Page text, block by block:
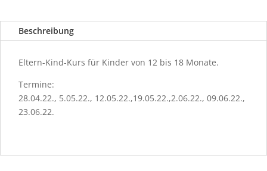
Beschreibung
Eltern-Kind-Kurs für Kinder von 12 bis 18 Monate.
Termine:
28.04.22., 5.05.22., 12.05.22.,19.05.22.,2.06.22., 09.06.22.,
23.06.22.